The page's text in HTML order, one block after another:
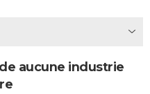
aucune industrie